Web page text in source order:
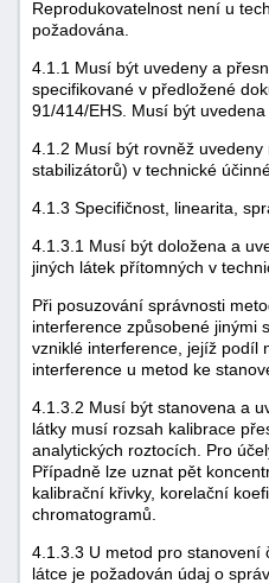
Reprodukovatelnost není u
požadována.
4.1.1 Musí být uvedeny a
specifikované v předložené
91/414/EHS. Musí být
4.1.2 Musí být rovněž
stabilizátorů) v technické
4.1.3 Specifičnost, linearita,
4.1.3.1 Musí být doložena a
jiných látek přítomných v
Při posuzování správnosti
interference způsobené jinými
vzniklé interference, jejíž podíl
interference u metod ke
4.1.3.2 Musí být stanovena a
látky musí rozsah kalibrace
analytických roztocích. Pro
Případně lze uznat pět
kalibrační křivky, korelační
chromatogramů.
4.1.3.3 U metod pro stanovení
látce je požadován údaj o